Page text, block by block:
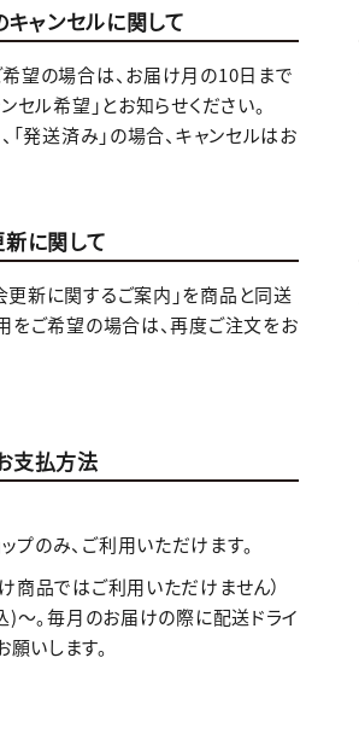
ャンセルに関して
望の場合は、お届け月の10日まで
セル希望」とお知らせください。
発送済み」の場合、キャンセルはお
に関して
新に関するご案内」を商品と同送
をご希望の場合は、再度ご注文をお
支払方法
プのみ、ご利用いただけます。
商品ではご利用いただけません）
～。毎月のお届けの際に配送ドライ
いします。